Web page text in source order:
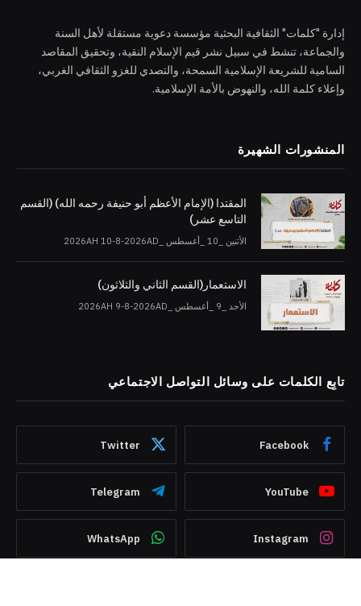
إدارة "كلمات" الثقافية البحثية مؤسسة دعوية مستقلة لأهل السنة
والجماعة، تنشط في سبيل نشر قيم الإسلام النقية، وتحقيق المقاصد
السامية للشريعة الإسلامية السمحة، والتصدي للغزو الثقافي الغربي،
وإعلاء كلمة الله، والنهوض بالأمة الإسلامية.
المنشورات الشهيرة
المقتدا (الإمام الأعظم أبو حنيفة رحمه الله) (القسم
التاسع عشر)
الأثنين _10 _أغسطس _2026AH 10-8-2026AD
الاستعمار(القسم الثاني والثلاثون)
الأحد _9 _أغسطس _2026AH 9-8-2026AD
تابِع الكلمات على وسائل التواصل الاجتماعي
Facebook
Twitter
YouTube
Telegram
Instagram
WhatsApp